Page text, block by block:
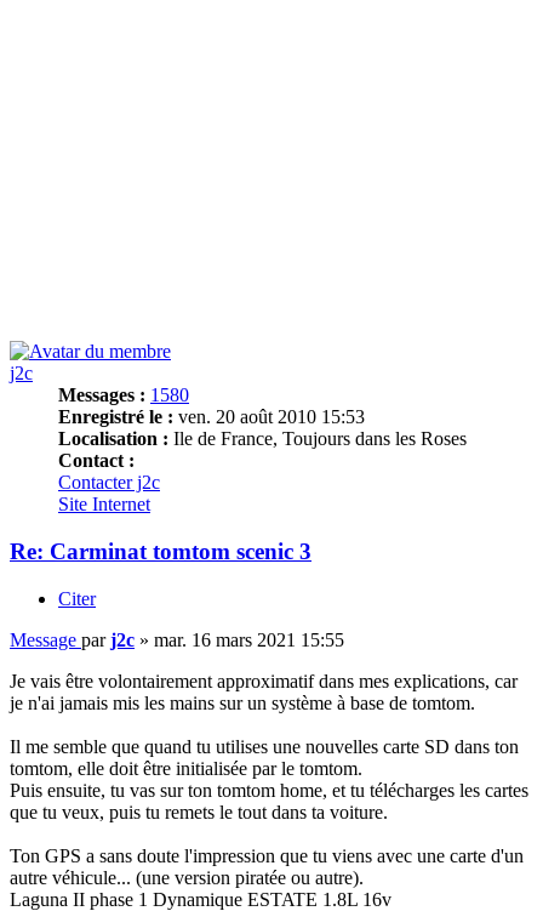
j2c
Messages : 1580
Enregistré le : ven. 20 août 2010 15:53
Localisation : Ile de France, Toujours dans les Roses
Contact :
Contacter j2c
Site Internet
Re: Carminat tomtom scenic 3
Citer
Message parj2c » mar. 16 mars 2021 15:55
Je vais être volontairement approximatif dans mes explications, car
je n'ai jamais mis les mains sur un système à base de tomtom.
Il me semble que quand tu utilises une nouvelles carte SD dans ton
tomtom, elle doit être initialisée par le tomtom.
Puis ensuite, tu vas sur ton tomtom home, et tu télécharges les cartes
que tu veux, puis tu remets le tout dans ta voiture.
Ton GPS a sans doute l'impression que tu viens avec une carte d'un
autre véhicule... (une version piratée ou autre).
Laguna II phase 1 Dynamique ESTATE 1.8L 16v